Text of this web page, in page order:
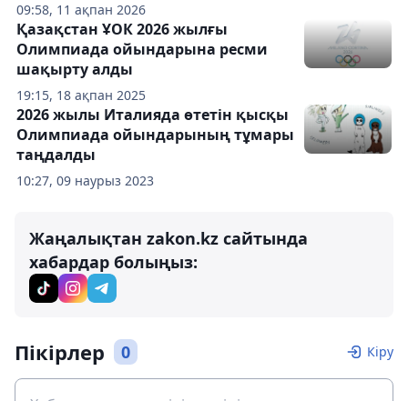
09:58, 11 ақпан 2026
19:15, 18 ақпан 2025
Қазақстан ҰОК 2026 жылғы
Олимпиада ойындарына ресми
шақырту алды
10:27, 09 наурыз 2023
2026 жылы Италияда өтетін қысқы
Олимпиада ойындарының тұмары
таңдалды
Жаңалықтан zakon.kz сайтында
хабардар болыңыз:
Пікірлер 0 Кіру